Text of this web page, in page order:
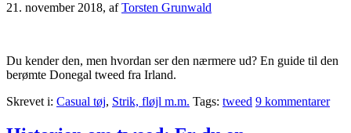
21. november 2018, afTorsten Grunwald
Du kender den, men hvordan ser den nærmere ud? En guide til den
berømte Donegal tweed fra Irland.
Skrevet i: Casual tøj, Strik, fløjl m.m. Tags: tweed 9 kommentarer